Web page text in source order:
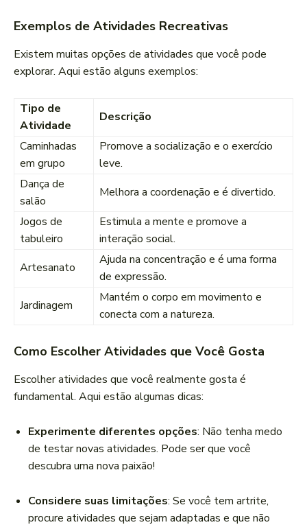
Exemplos de Atividades Recreativas
Existem muitas opções de atividades que você pode
explorar. Aqui estão alguns exemplos:
Tipo de
Atividade
Descrição
Caminhadas
em grupo
Promove a socialização e o exercício
leve.
Dança de
salão
Melhora a coordenação e é divertido.
Jogos de
tabuleiro
Estimula a mente e promove a
interação social.
Artesanato
Ajuda na concentração e é uma forma
de expressão.
Jardinagem
Mantém o corpo em movimento e
conecta com a natureza.
Como Escolher Atividades que Você Gosta
Escolher atividades que você realmente gosta é
fundamental. Aqui estão algumas dicas:
Experimente diferentes opções: Não tenha medo
de testar novas atividades. Pode ser que você
descubra uma nova paixão!
Considere suas limitações: Se você tem artrite,
procure atividades que sejam adaptadas e que não